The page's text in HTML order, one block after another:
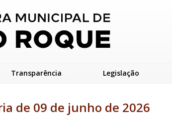
Transparência Legislação
de 09 de junho de 2026